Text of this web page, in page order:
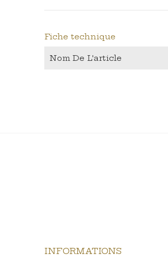
Fiche technique
Nom De L'article
INFORMATIONS